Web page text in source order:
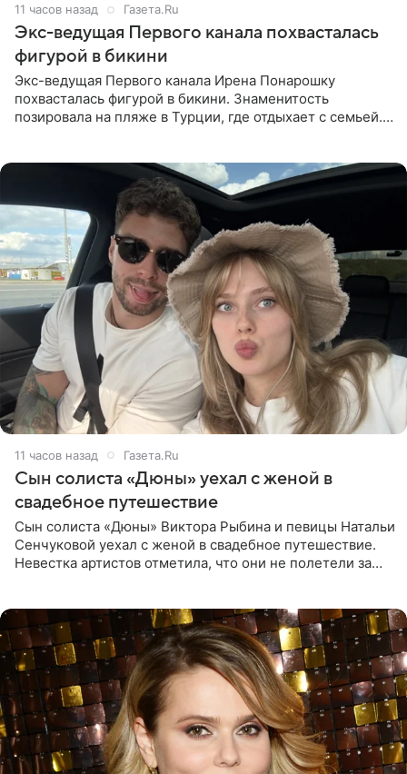
11 часов назад Газета.Ru
Экс-ведущая Первого канала похвасталась
фигурой в бикини
Экс-ведущая Первого канала Ирена Понарошку
похвасталась фигурой в бикини. Знаменитость
позировала на пляже в Турции, где отдыхает с семьей.
11 часов назад Газета.Ru
Сын солиста «Дюны» уехал с женой в
свадебное путешествие
Сын солиста «Дюны» Виктора Рыбина и певицы Натальи
Сенчуковой уехал с женой в свадебное путешествие.
Невестка артистов отметила, что они не полетели за